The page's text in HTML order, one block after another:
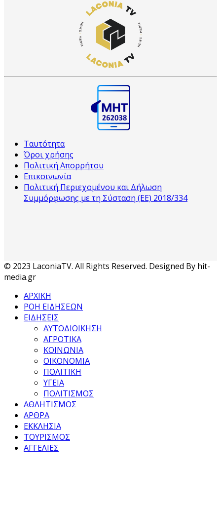
Ταυτότητα
Όροι χρήσης
Πολιτική Απορρήτου
Επικοινωνία
Πολιτική Περιεχομένου και Δήλωση
Συμμόρφωσης με τη Σύσταση (ΕΕ) 2018/334
© 2023 LaconiaTV. All Rights Reserved. Designed By hit-
media.gr
ΑΡΧΙΚΗ
ΡΟΗ ΕΙΔΗΣΕΩΝ
ΕΙΔΗΣΕΙΣ
ΑΥΤΟΔΙΟΙΚΗΣΗ
ΑΓΡΟΤΙΚΑ
ΚΟΙΝΩΝΙΑ
ΟΙΚΟΝΟΜΙΑ
ΠΟΛΙΤΙΚΗ
ΥΓΕΙΑ
ΠΟΛΙΤΙΣΜΟΣ
ΑΘΛΗΤΙΣΜΟΣ
ΑΡΘΡΑ
ΕΚΚΛΗΣΙΑ
ΤΟΥΡΙΣΜΟΣ
ΑΓΓΕΛΙΕΣ